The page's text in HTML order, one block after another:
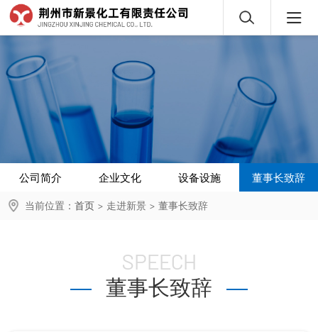
公司简介 企业文化 设备设施 董事长致辞
当前位置： 首页 > 走进新景 > 董事长致辞
SPEECH
董事长致辞